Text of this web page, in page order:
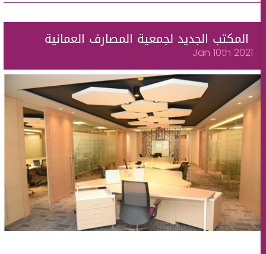
المكتب الجديد لجمعية المصارف العمانية
Jan 10th 2021